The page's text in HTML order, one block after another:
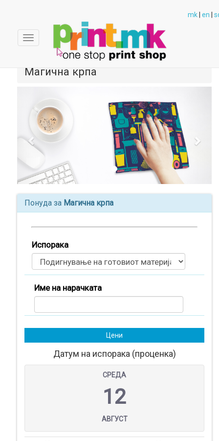
Нарачки
mk en
Toggle
navigation
Магична крпа
Понуда за Магична крпа
Испорака
Име на нарачката
Цени
Датум на испорака (проценка)
СРЕДА
12
АВГУСТ